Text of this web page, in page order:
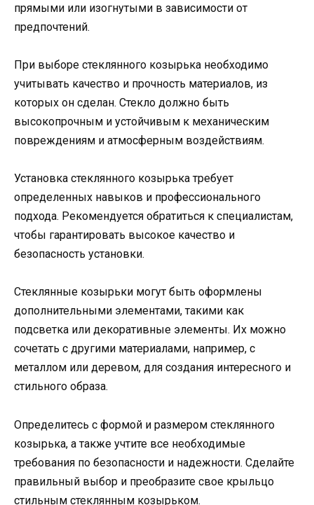
прямыми или изогнутыми в зависимости от
предпочтений.
При выборе стеклянного козырька необходимо
учитывать качество и прочность материалов, из
которых он сделан. Стекло должно быть
высокопрочным и устойчивым к механическим
повреждениям и атмосферным воздействиям.
Установка стеклянного козырька требует
определенных навыков и профессионального
подхода. Рекомендуется обратиться к специалистам,
чтобы гарантировать высокое качество и
безопасность установки.
Стеклянные козырьки могут быть оформлены
дополнительными элементами, такими как
подсветка или декоративные элементы. Их можно
сочетать с другими материалами, например, с
металлом или деревом, для создания интересного и
стильного образа.
Определитесь с формой и размером стеклянного
козырька, а также учтите все необходимые
требования по безопасности и надежности. Сделайте
правильный выбор и преобразите свое крыльцо
стильным стеклянным козырьком.